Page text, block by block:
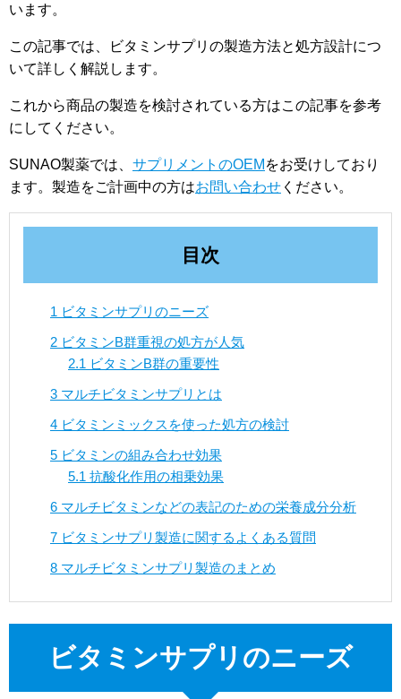
います。
この記事では、ビタミンサプリの製造方法と処方設計につ
いて詳しく解説します。
これから商品の製造を検討されている方はこの記事を参考
にしてください。
SUNAO製薬では、 サプリメントのOEM をお受けしており
ます。製造をご計画中の方はお問い合わせ ください。
目次
1 ビタミンサプリのニーズ
2 ビタミンB群重視の処方が人気
2.1 ビタミンB群の重要性
3 マルチビタミンサプリとは
4 ビタミンミックスを使った処方の検討
5 ビタミンの組み合わせ効果
5.1 抗酸化作用の相乗効果
6 マルチビタミンなどの表記のための栄養成分分析
7 ビタミンサプリ製造に関するよくある質問
8 マルチビタミンサプリ製造のまとめ
ビタミンサプリのニーズ